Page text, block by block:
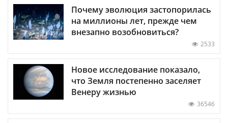
Почему эволюция застопорилась
на миллионы лет, прежде чем
внезапно возобновиться?
2533
Новое исследование показало,
что Земля постепенно заселяет
Венеру жизнью
36546